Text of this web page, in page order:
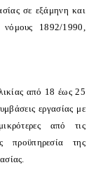
σε εξάμηνη και
νόμους 1892/1990,
από 18 έως 25
εργασίας με
από τις
προϋπηρεσία της